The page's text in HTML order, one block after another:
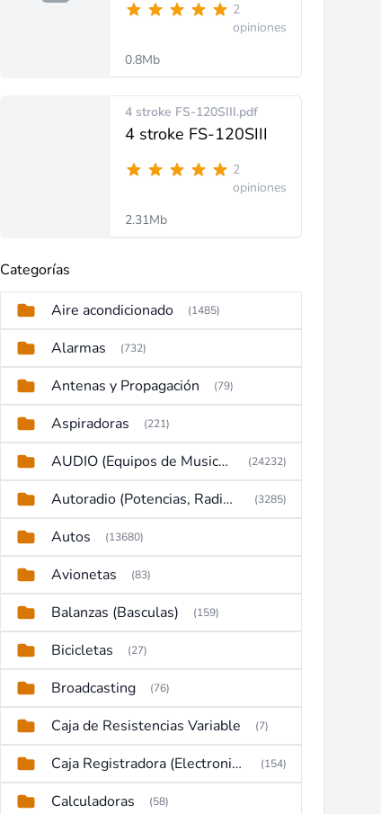
2
opiniones
0.8Mb
4 stroke FS-120SIII.pdf
4 stroke FS-120SIII
2
opiniones
2.31Mb
Categorías
Aire acondicionado (1485)
Alarmas (732)
Antenas y Propagación (79)
Aspiradoras (221)
AUDIO (Equipos de Musica, Amplificadores, Reproductores, Etc) (24232)
Autoradio (Potencias, Radios y DVD) (3285)
Autos (13680)
Avionetas (83)
Balanzas (Basculas) (159)
Bicicletas (27)
Broadcasting (76)
Caja de Resistencias Variable (7)
Caja Registradora (Electronic Cash Register) (154)
Calculadoras (58)